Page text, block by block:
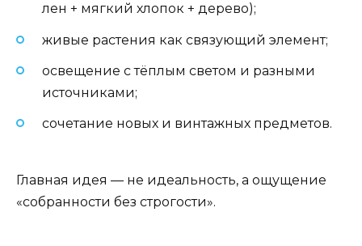
лен + мягкий хлопок + дерево);
живые растения как связующий элемент;
освещение с тёплым светом и разными
источниками;
сочетание новых и винтажных предметов.
Главная идея — не идеальность, а ощущение
«собранности без строгости».